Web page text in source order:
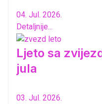
04. Jul. 2026.
Detaljnije...
Ljeto sa
jula
03. Jul. 2026.